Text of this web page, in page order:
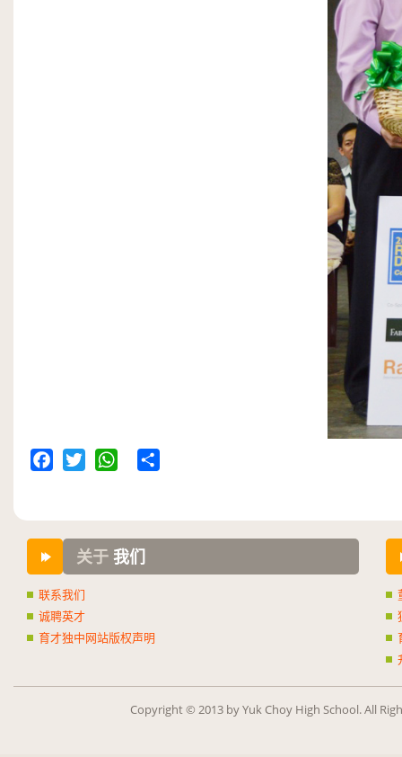
关于 我们
联系我们
诚聘英才
育才独中网站版权声明
Copy­right © 2013 by Yuk Choy High School. All